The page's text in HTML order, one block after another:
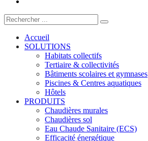
Accueil
SOLUTIONS
Habitats collectifs
Tertiaire & collectivités
Bâtiments scolaires et gymnases
Piscines & Centres aquatiques
Hôtels
PRODUITS
Chaudières murales
Chaudières sol
Eau Chaude Sanitaire (ECS)
Efficacité énergétique